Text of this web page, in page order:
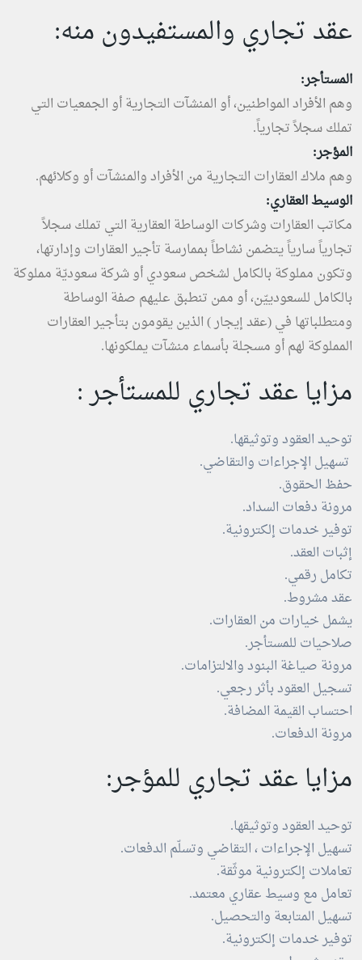
عقد تجاري والمستفيدون منه:
المستأجر:
وهم الأفراد المواطنين، أو المنشآت التجارية أو الجمعيات التي
تملك سجلاً تجارياً.
المؤجر:
وهم ملاك العقارات التجارية من الأفراد والمنشآت أو وكلائهم.
الوسيط العقاري:
مكاتب العقارات وشركات الوساطة العقارية التي تملك سجلاً
تجارياً سارياً يتضمن نشاطاً بممارسة تأجير العقارات وإدارتها،
وتكون مملوكة بالكامل لشخص سعودي أو شركة سعوديّة مملوكة
بالكامل للسعودييّن، أو ممن تنطبق عليهم صفة الوساطة
ومتطلباتها في (عقد إيجار) الذين يقومون بتأجير العقارات
المملوكة لهم أو مسجلة بأسماء منشآت يملكونها.
مزايا عقد تجاري للمستأجر :
توحيد العقود وتوثيقها.
تسهيل الإجراءات والتقاضي.
حفظ الحقوق.
مرونة دفعات السداد.
توفير خدمات إلكترونية.
إثبات العقد.
تكامل رقمي.
عقد مشروط.
يشمل خيارات من العقارات.
صلاحيات للمستأجر.
مرونة صياغة البنود والالتزامات.
تسجيل العقود بأثر رجعي.
احتساب القيمة المضافة.
مرونة الدفعات.
مزايا عقد تجاري للمؤجر:
توحيد العقود وتوثيقها.
تسهيل الإجراءات ، التقاضي وتسلّم الدفعات.
تعاملات إلكترونية موثّقة.
تعامل مع وسيط عقاري معتمد.
تسهيل المتابعة والتحصيل.
توفير خدمات إلكترونية.